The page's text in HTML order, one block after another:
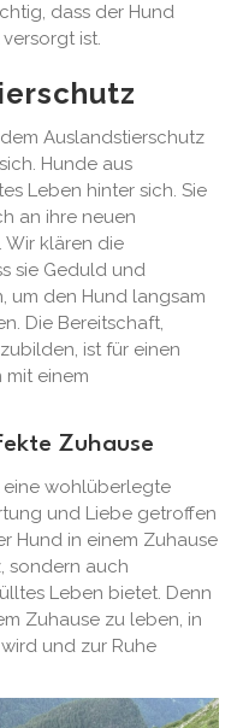
dass der Hund
ist.
Auslandstierschutz
Hunde aus
Leben hinter sich. Sie
an ihre neuen
Wir klären die
sie Geduld und
um den Hund langsam
Die Bereitschaft,
ist für einen
einem
Zuhause
eine wohlüberlegte
und Liebe getroffen
Hund in einem Zuhause
sondern auch
Leben bietet. Denn
Zuhause zu leben, in
und zur Ruhe